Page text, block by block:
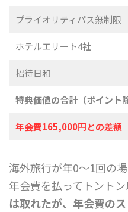
プライオリティパス無制限
ホテルエリート4社
招待日和
特典価値の合計（ポイント
年会費165,000円との差額
海外旅行が年0〜1回の
年会費を払ってトントン
は取れたが、年会費のス